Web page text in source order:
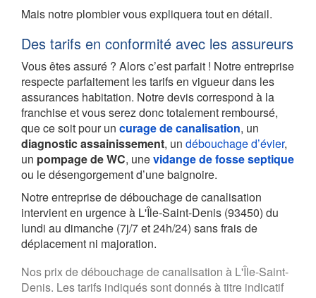
Mais notre plombier vous expliquera tout en détail.
Des tarifs en conformité avec les assureurs
Vous êtes assuré ? Alors c’est parfait ! Notre entreprise
respecte parfaitement les tarifs en vigueur dans les
assurances habitation. Notre devis correspond à la
franchise et vous serez donc totalement remboursé,
que ce soit pour un curage de canalisation, un
diagnostic assainissement, un débouchage d’évier,
un pompage de WC, unevidange de fosse septique
ou le désengorgement d’une baignoire.
Notre entreprise de débouchage de canalisation
intervient en urgence à L'Île-Saint-Denis (93450) du
lundi au dimanche (7j/7 et 24h/24) sans frais de
déplacement ni majoration.
Nos prix de débouchage de canalisation à L'Île-Saint-
Denis. Les tarifs indiqués sont donnés à titre indicatif